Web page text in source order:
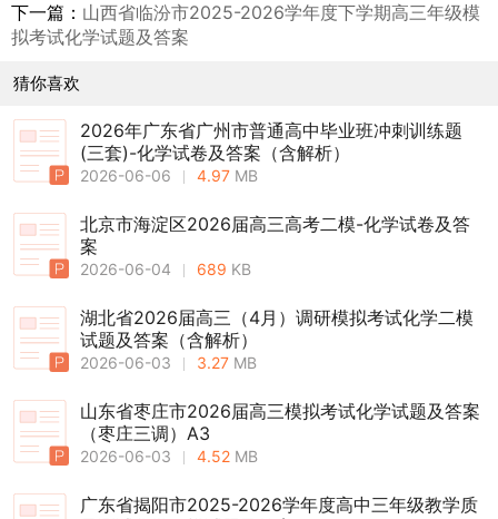
下一篇： 山西省临汾市2025-2026学年度下学期高三年级模
拟考试化学试题及答案
猜你喜欢
2026年广东省广州市普通高中毕业班冲刺训练题
(三套)-化学试卷及答案（含解析）
2026-06-06 4.97 MB
北京市海淀区2026届高三高考二模-化学试卷及答
案
2026-06-04 689 KB
湖北省2026届高三（4月）调研模拟考试化学二模
试题及答案（含解析）
2026-06-03 3.27 MB
山东省枣庄市2026届高三模拟考试化学试题及答案
（枣庄三调）A3
2026-06-03 4.52 MB
广东省揭阳市2025-2026学年度高中三年级教学质